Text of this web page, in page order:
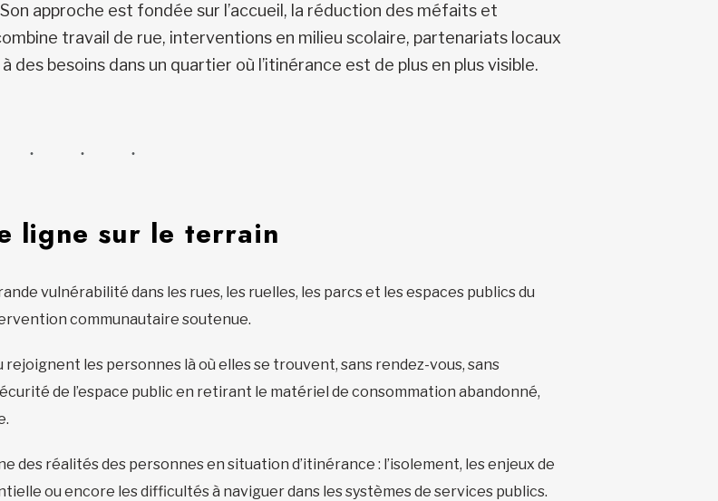
approche est fondée sur l’accueil, la réduction des méfaits et
travail de rue, interventions en milieu scolaire, partenariats locaux
besoins dans un quartier où l’itinérance est de plus en plus visible.
ligne sur le terrain
vulnérabilité dans les rues, les ruelles, les parcs et les espaces publics du
communautaire soutenue.
les personnes là où elles se trouvent, sans rendez-vous, sans
de l’espace public en retirant le matériel de consommation abandonné,
des réalités des personnes en situation d’itinérance : l’isolement, les enjeux de
ou encore les difficultés à naviguer dans les systèmes de services publics.